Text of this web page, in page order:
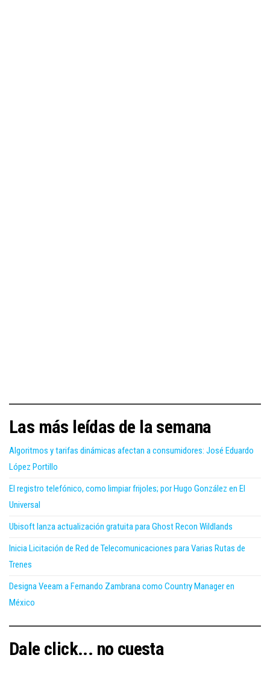
Las más leídas de la semana
Algoritmos y tarifas dinámicas afectan a consumidores: José Eduardo
López Portillo
El registro telefónico, como limpiar frijoles; por Hugo González en El
Universal
Ubisoft lanza actualización gratuita para Ghost Recon Wildlands
Inicia Licitación de Red de Telecomunicaciones para Varias Rutas de
Trenes
Designa Veeam a Fernando Zambrana como Country Manager en
México
Dale click... no cuesta